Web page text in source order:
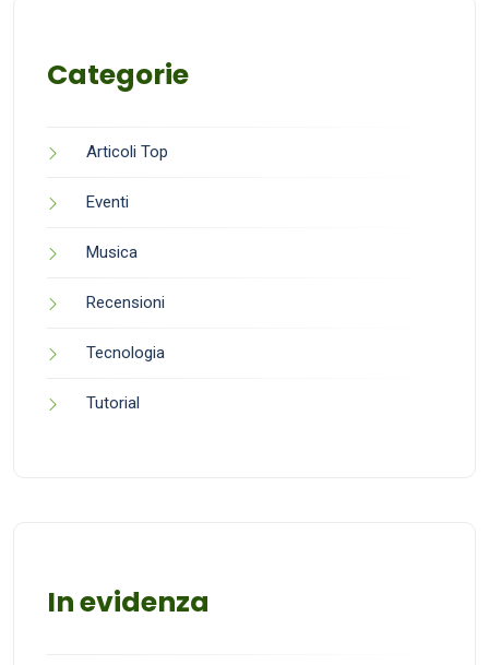
Categorie
Articoli Top
Eventi
Musica
Recensioni
Tecnologia
Tutorial
In evidenza